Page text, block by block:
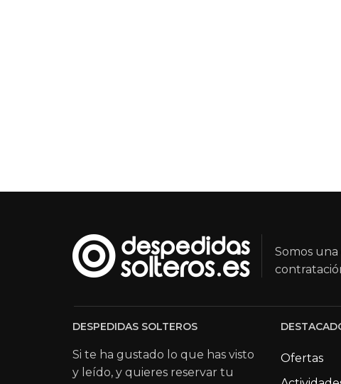
Somos una
DESPEDIDAS SOLTEROS
Si te ha gustado lo que has visto
y leído, y quieres reservar tu
Ofertas